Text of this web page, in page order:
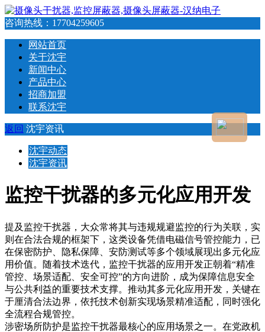
咨询热线： 17704259605
网站首页
关于沈宇
新闻中心
产品中心
招商加盟
联系沈宇
返回 沈宇资讯
沈宇动态
沈宇资讯
监控干扰器的多元化应用开发
提及监控干扰器，大众常将其与违规规避监控的行为关联，实
则在合法合规的框架下，这类设备凭借电磁信号管控能力，已
在保密防护、隐私保障、安防测试等多个领域展现出多元化应
用价值。随着技术迭代，监控干扰器的应用开发正朝着“精准
管控、场景适配、安全可控”的方向进阶，成为保障信息安全
与公共利益的重要技术支撑。推动其多元化应用开发，关键在
于厘清合法边界，依托技术创新实现场景精准适配，同时强化
全流程合规管控。
涉密场所防护是监控干扰器最核心的应用场景之一。在党政机